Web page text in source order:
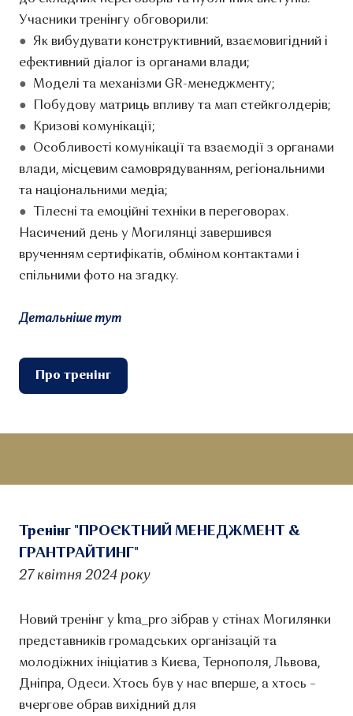
У️часники тренінгу обговорили:
● ️Як вибудувати конструктивний, взаємовигідний і
ефективний діалог із органами влади;
● ️Моделі та механізми GR-менеджменту;
●
Побудову матриць впливу та мап стейкголдерів;
●
Кризові комунікації;
● Особливості комунікації та взаємодії з органами
влади, місцевим самоврядуванням, регіональними
та національними медіа;
●
Тілесні та емоційні техніки в переговорах.
Насичений день у Могилянці завершився
врученням сертифікатів, обміном контактами і
спільними фото на згадку.
Детальніше тут
Про тренінг
Тренінг "ПРОЄКТНИЙ МЕНЕДЖМЕНТ &
ГРАНТРАЙТИНГ"
27 квітня 2024 року
Новий тренінг у kma_pro зібрав у стінах Могилянки
представників громадських організацій та
молодіжних ініціатив з Києва, Тернополя, Львова,
Дніпра, Одеси. Хтось був у нас вперше, а хтось –
вчергове обрав вихідний для